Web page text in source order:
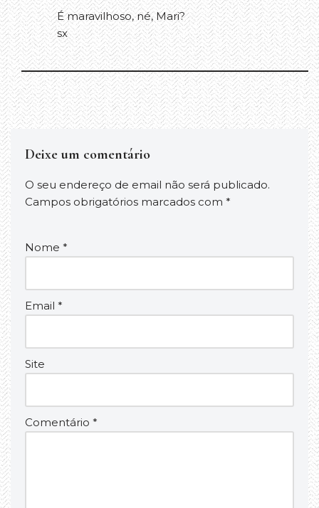
É maravilhoso, né, Mari?
sx
Deixe um comentário
O seu endereço de email não será publicado.
Campos obrigatórios marcados com *
Nome *
Email *
Site
Comentário *